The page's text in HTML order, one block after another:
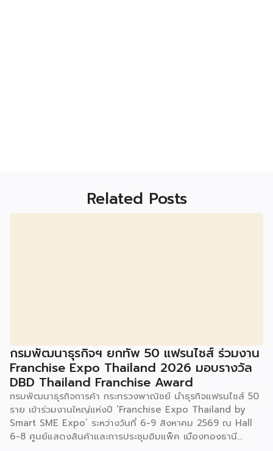
Related Posts
กรมพัฒนาธุรกิจฯ ยกทัพ 50 แฟรนไชส์ ร่วมงาน
Franchise Expo Thailand 2026 มอบรางวัล
DBD Thailand Franchise Award
กรมพัฒนาธุรกิจการค้า กระทรวงพาณิชย์ นำธุรกิจแฟรนไชส์ 50
ราย เข้าร่วมงานใหญ่แห่งปี ‘Franchise Expo Thailand by
Smart SME Expo’ ระหว่างวันที่ 6-9 สิงหาคม 2569 ณ Hall
6-8 ศูนย์แสดงสินค้าและการประชุมอิมแพ็ค เมืองทองธานี